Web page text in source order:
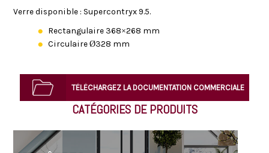
Verre disponible : Supercontryx 9.5.
Rectangulaire 368×268 mm
Circulaire Ø328 mm
TÉLÉCHARGEZ LA FICHE TECHNIQUE
TÉLÉCHARGEZ LA DOCUMENTATION COMMERCIALE
CATÉGORIES DE PRODUITS